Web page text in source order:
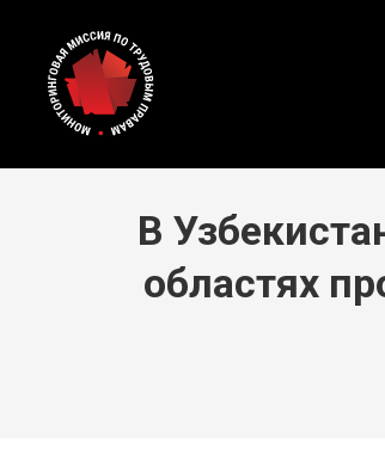
В
областях